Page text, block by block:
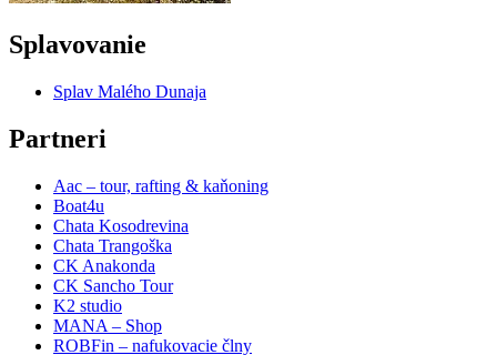
Splavovanie
Splav Malého Dunaja
Partneri
Aac – tour, rafting & kaňoning
Boat4u
Chata Kosodrevina
Chata Trangoška
CK Anakonda
CK Sancho Tour
K2 studio
MANA – Shop
ROBFin – nafukovacie člny